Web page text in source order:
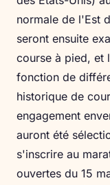
normale de l'Est
seront ensuite
course à pied, et
fonction de
historique de
engagement
auront été
s'inscrire au
ouvertes du 15